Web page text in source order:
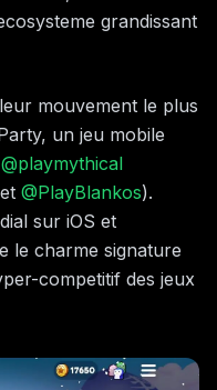
grandissant
mouvement le plus
un jeu mobile
@playmythical
et @PlayBlankos).
sur iOS et
le charme signature
competitif des jeux